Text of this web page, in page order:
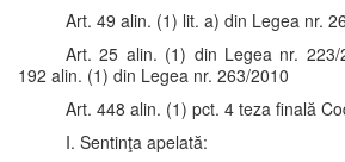
Art. 49 alin. (1) lit. a) din Legea nr.
Art. 25 alin. (1) din Legea nr.
192 alin. (1) din Legea nr. 263/2010
Art. 448 alin. (1) pct. 4 teza finală
I. Sentinţa apelată: